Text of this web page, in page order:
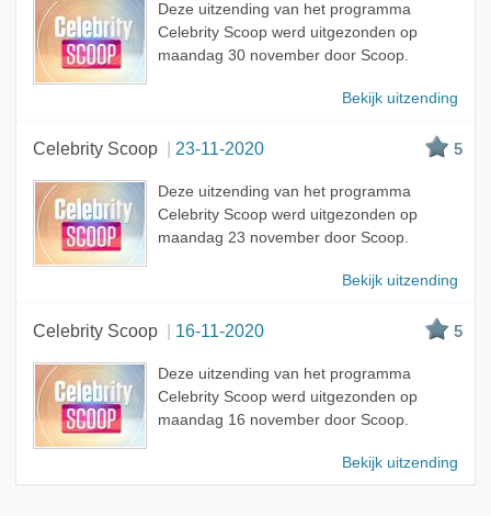
Deze uitzending van het programma
Celebrity Scoop werd uitgezonden op
maandag 30 november door Scoop.
Bekijk uitzending
Celebrity Scoop 23-11-2020 5
Deze uitzending van het programma
Celebrity Scoop werd uitgezonden op
maandag 23 november door Scoop.
Bekijk uitzending
Celebrity Scoop 16-11-2020 5
Deze uitzending van het programma
Celebrity Scoop werd uitgezonden op
maandag 16 november door Scoop.
Bekijk uitzending